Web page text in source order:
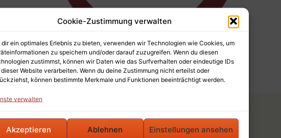
Cookie-Zustimmung verwalten
dir ein optimales Erlebnis zu bieten, verwenden wir Technologien wie Cookies, um
zu speichern und/oder darauf zuzugreifen. Wenn du diesen
zustimmst, können wir Daten wie das Surfverhalten oder eindeutige IDs
Website verarbeiten. Wenn du deine Zustimmung nicht erteilst oder
können bestimmte Merkmale und Funktionen beeinträchtigt werden.
verwalten
Akzeptieren Ablehnen Einstellungen ansehen
Töpferei Seiler Logo
einen Kommentar